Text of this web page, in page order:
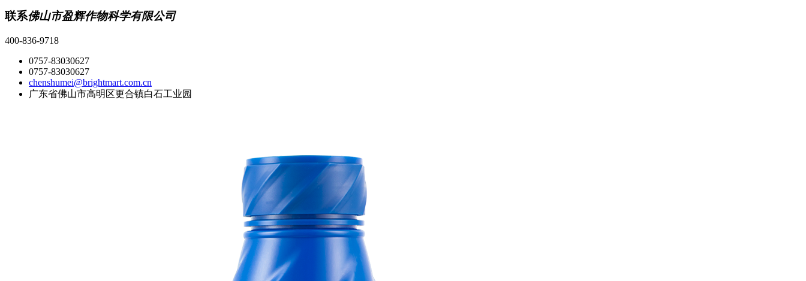
联系佛山市盈辉作物科学有限公司
400-836-9718
0757-83030627
0757-83030627
chenshumei@brightmart.com.cn
广东省佛山市高明区更合镇白石工业园